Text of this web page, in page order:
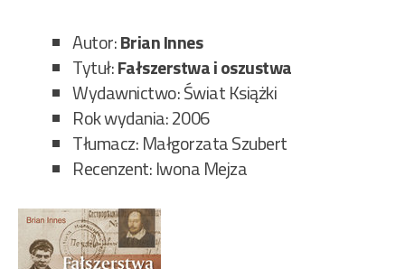
Autor:Brian Innes
Tytuł:Fałszerstwa i oszustwa
Wydawnictwo: Świat Książki
Rok wydania: 2006
Tłumacz: Małgorzata Szubert
Recenzent: Iwona Mejza